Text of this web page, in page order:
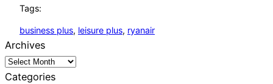
Tags:
business plus, leisure plus, ryanair
Archives
Categories